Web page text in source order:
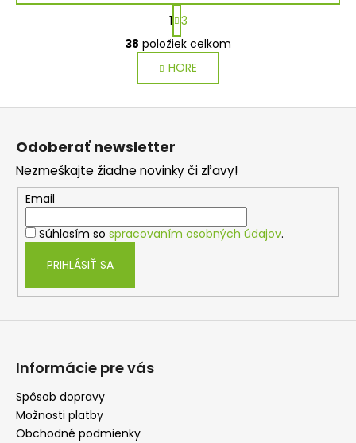
O
v
l
á
d
e
p
r
v
ý
p
S
t
r
á
n
k
e
1 3
38 položiek celkom
HORE
Z
Odoberať newsletter
Nezmeškajte žiadne novinky či zľavy!
Email
Súhlasím so spracovaním osobných údajov.
PRIHLÁSIŤ SA
Informácie pre vás
Spôsob dopravy
Možnosti platby
Obchodné podmienky